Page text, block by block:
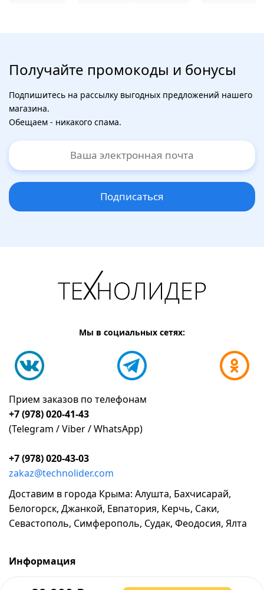
Получайте промокоды и бонусы
Подпишитесь на рассылку выгодных предложений нашего
магазина.
Обещаем - никакого спама.
Подписаться
Мы в социальных сетях:
Прием заказов по телефонам
+7 (978) 020-41-43
(Telegram / Viber / WhatsApp)
+7 (978) 020-43-03
zakaz@technolider.com
Доставим в города Крыма: Алушта, Бахчисарай,
Белогорск, Джанкой, Евпатория, Керчь, Саки,
Севастополь, Симферополь, Судак, Феодосия, Ялта
Информация
о компании